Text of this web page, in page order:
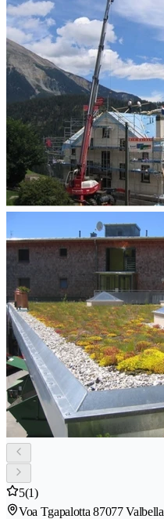
5(1)
Voa Tgapalotta 87077 Valbella